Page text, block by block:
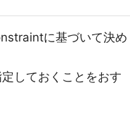
に基づいて決め
しておくことをおす